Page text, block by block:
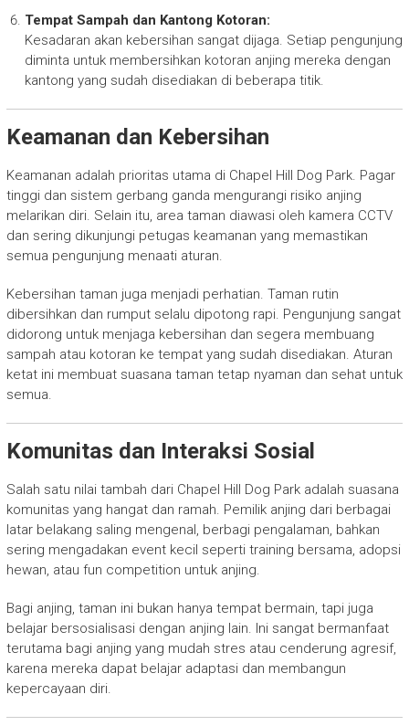
Tempat Sampah dan Kantong Kotoran:
Kesadaran akan kebersihan sangat dijaga. Setiap pengunjung
diminta untuk membersihkan kotoran anjing mereka dengan
kantong yang sudah disediakan di beberapa titik.
Keamanan dan Kebersihan
Keamanan adalah prioritas utama di Chapel Hill Dog Park. Pagar
tinggi dan sistem gerbang ganda mengurangi risiko anjing
melarikan diri. Selain itu, area taman diawasi oleh kamera CCTV
dan sering dikunjungi petugas keamanan yang memastikan
semua pengunjung menaati aturan.
Kebersihan taman juga menjadi perhatian. Taman rutin
dibersihkan dan rumput selalu dipotong rapi. Pengunjung sangat
didorong untuk menjaga kebersihan dan segera membuang
sampah atau kotoran ke tempat yang sudah disediakan. Aturan
ketat ini membuat suasana taman tetap nyaman dan sehat untuk
semua.
Komunitas dan Interaksi Sosial
Salah satu nilai tambah dari Chapel Hill Dog Park adalah suasana
komunitas yang hangat dan ramah. Pemilik anjing dari berbagai
latar belakang saling mengenal, berbagi pengalaman, bahkan
sering mengadakan event kecil seperti training bersama, adopsi
hewan, atau fun competition untuk anjing.
Bagi anjing, taman ini bukan hanya tempat bermain, tapi juga
belajar bersosialisasi dengan anjing lain. Ini sangat bermanfaat
terutama bagi anjing yang mudah stres atau cenderung agresif,
karena mereka dapat belajar adaptasi dan membangun
kepercayaan diri.